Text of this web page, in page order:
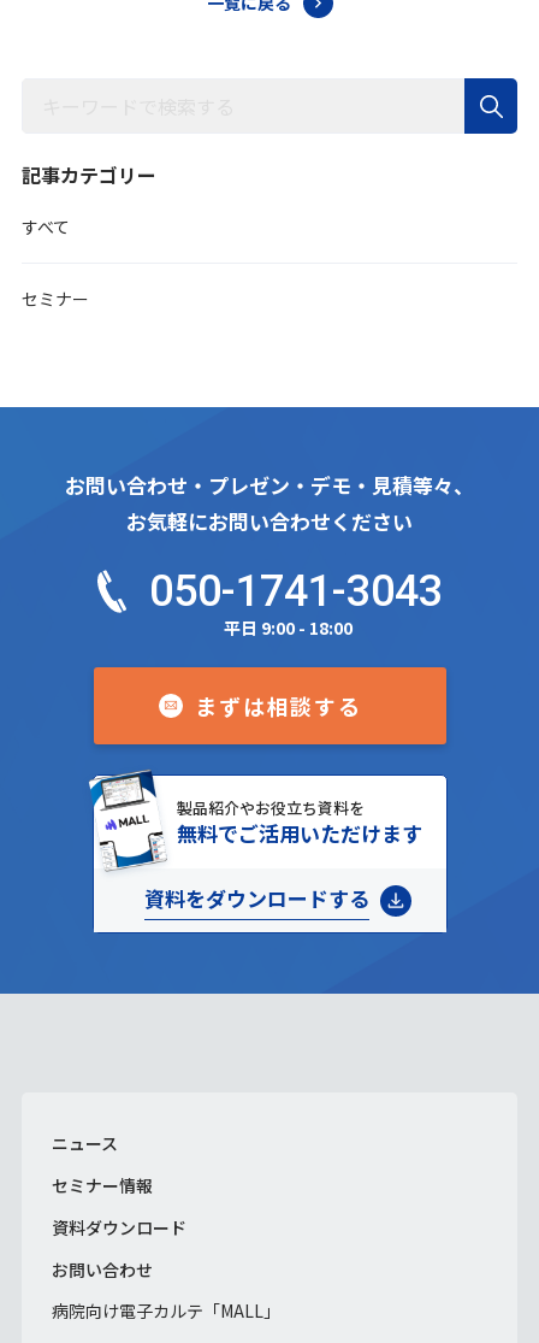
記事カテゴリー
すべて
セミナー
お問い合わせ・プレゼン・デモ・見積等々、
お気軽にお問い合わせください
050-1741-3043
平日 9:00 - 18:00
まずは相談する
製品紹介やお役立ち資料を
無料でご活用いただけます
資料をダウンロードする
ニュース
セミナー情報
資料ダウンロード
お問い合わせ
病院向け電子カルテ「MALL」